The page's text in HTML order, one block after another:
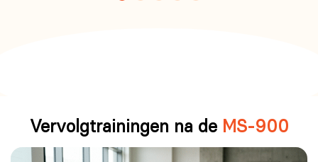
Vervolgtrainingen na de MS-900